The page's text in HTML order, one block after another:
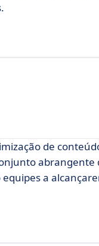
de
abrangente
a